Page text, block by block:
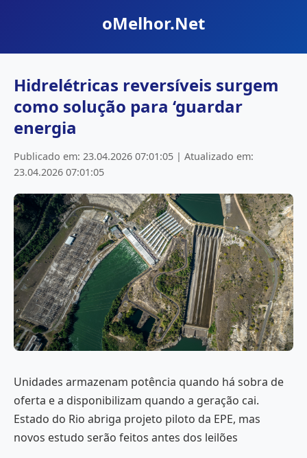
oMelhor.Net
Hidrelétricas reversíveis surgem
como solução para ‘guardar
energia
Publicado em: 23.04.2026 07:01:05 | Atualizado em:
23.04.2026 07:01:05
Unidades armazenam potência quando há sobra de
oferta e a disponibilizam quando a geração cai.
Estado do Rio abriga projeto piloto da EPE, mas
novos estudo serão feitos antes dos leilões